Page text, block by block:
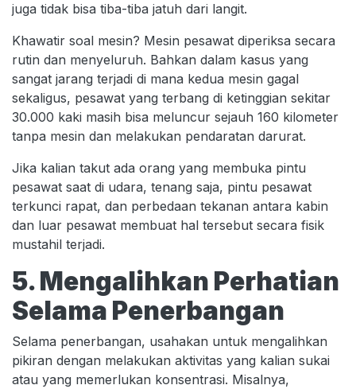
juga tidak bisa tiba-tiba jatuh dari langit.
Khawatir soal mesin? Mesin pesawat diperiksa secara
rutin dan menyeluruh. Bahkan dalam kasus yang
sangat jarang terjadi di mana kedua mesin gagal
sekaligus, pesawat yang terbang di ketinggian sekitar
30.000 kaki masih bisa meluncur sejauh 160 kilometer
tanpa mesin dan melakukan pendaratan darurat.
Jika kalian takut ada orang yang membuka pintu
pesawat saat di udara, tenang saja, pintu pesawat
terkunci rapat, dan perbedaan tekanan antara kabin
dan luar pesawat membuat hal tersebut secara fisik
mustahil terjadi.
5. Mengalihkan Perhatian
Selama Penerbangan
Selama penerbangan, usahakan untuk mengalihkan
pikiran dengan melakukan aktivitas yang kalian sukai
atau yang memerlukan konsentrasi. Misalnya,